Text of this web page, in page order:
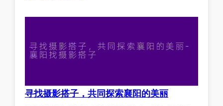
寻找摄影搭子，共同探索襄阳的美丽